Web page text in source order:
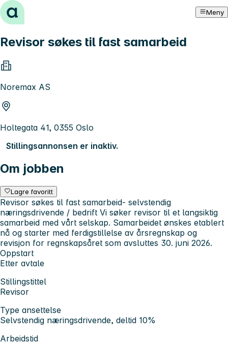
Hopp til innhold Meny
Revisor søkes til fast samarbeid
Noremax AS
Holtegata 41, 0355 Oslo
Stillingsannonsen er inaktiv.
Om jobben
Lagre favoritt
Revisor søkes til fast samarbeid- selvstendig
næringsdrivende / bedrift Vi søker revisor til et langsiktig
samarbeid med vårt selskap. Samarbeidet ønskes etablert
nå og starter med ferdigstillelse av årsregnskap og
revisjon for regnskapsåret som avsluttes 30. juni 2026.
Oppstart
Etter avtale
Stillingstittel
Revisor
Type ansettelse
Selvstendig næringsdrivende, deltid 10%
Arbeidstid